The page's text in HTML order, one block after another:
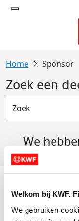
Welkom bij KWF.
We gebruiken
Sponsor
Zoek een
We
Evenementen